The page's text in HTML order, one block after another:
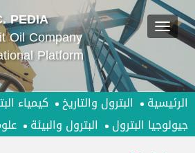
PEDIA
Oil Company
Platform
الرئيسية البترول والتاريخ كيمياء
جيولوجيا البترول
البترول والبيئة